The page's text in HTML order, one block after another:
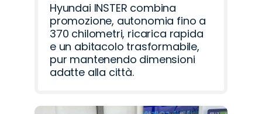
Hyundai INSTER combina
promozione, autonomia fino a
370 chilometri, ricarica rapida
e un abitacolo trasformabile,
pur mantenendo dimensioni
adatte alla città.